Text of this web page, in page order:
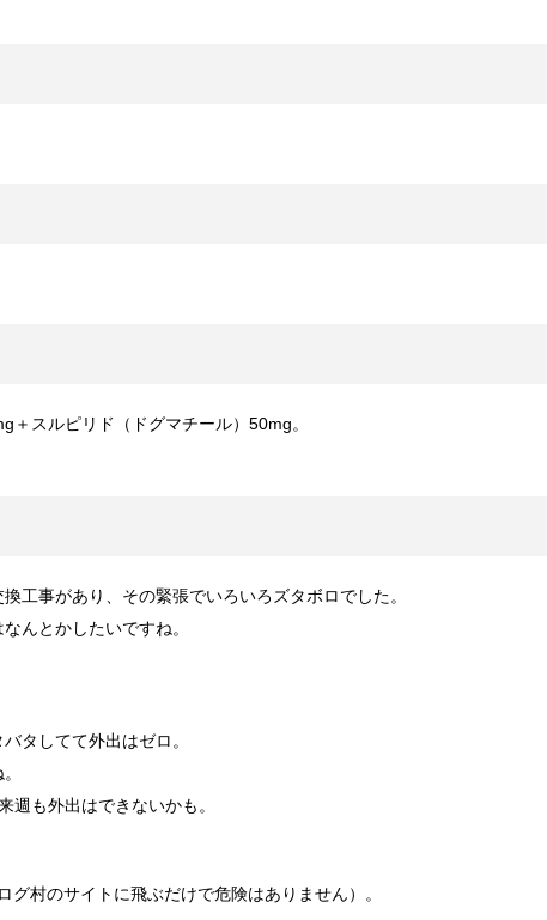
＋スルピリド（ドグマチール）50mg。
工事があり、その緊張でいろいろズタボロでした。
んとかしたいですね。
タしてて外出はゼロ。
週も外出はできないかも。
グ村のサイトに飛ぶだけで危険はありません）。